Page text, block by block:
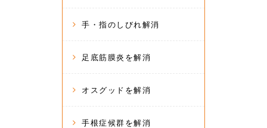
手・指のしびれ解消
足底筋膜炎を解消
オスグッドを解消
手根症候群を解消